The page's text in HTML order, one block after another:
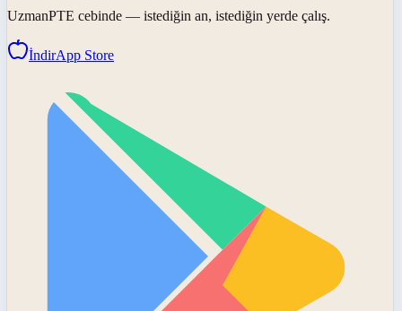
UzmanPTE cebinde — istediğin an, istediğin yerde çalış.
İndirApp Store